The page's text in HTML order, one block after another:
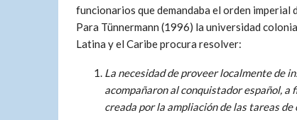
funcionarios que demandaba el orden imperial
Para Tünnermann (1996) la universidad
Latina y el Caribe procura resolver:
La necesidad de proveer localmente de
acompañaron al conquistador español,
creada por la ampliación de las tareas